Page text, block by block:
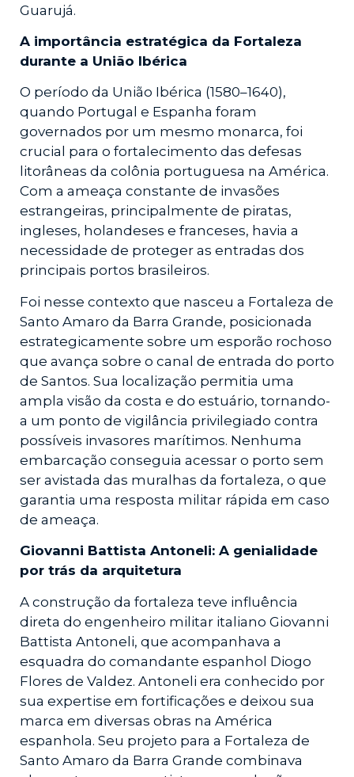
Guarujá.
A importância estratégica da Fortaleza
durante a União Ibérica
O período da União Ibérica (1580–1640),
quando Portugal e Espanha foram
governados por um mesmo monarca, foi
crucial para o fortalecimento das defesas
litorâneas da colônia portuguesa na América.
Com a ameaça constante de invasões
estrangeiras, principalmente de piratas,
ingleses, holandeses e franceses, havia a
necessidade de proteger as entradas dos
principais portos brasileiros.
Foi nesse contexto que nasceu a Fortaleza de
Santo Amaro da Barra Grande, posicionada
estrategicamente sobre um esporão rochoso
que avança sobre o canal de entrada do porto
de Santos. Sua localização permitia uma
ampla visão da costa e do estuário, tornando-
a um ponto de vigilância privilegiado contra
possíveis invasores marítimos. Nenhuma
embarcação conseguia acessar o porto sem
ser avistada das muralhas da fortaleza, o que
garantia uma resposta militar rápida em caso
de ameaça.
Giovanni Battista Antoneli: A genialidade
por trás da arquitetura
A construção da fortaleza teve influência
direta do engenheiro militar italiano Giovanni
Battista Antoneli, que acompanhava a
esquadra do comandante espanhol Diogo
Flores de Valdez. Antoneli era conhecido por
sua expertise em fortificações e deixou sua
marca em diversas obras na América
espanhola. Seu projeto para a Fortaleza de
Santo Amaro da Barra Grande combinava